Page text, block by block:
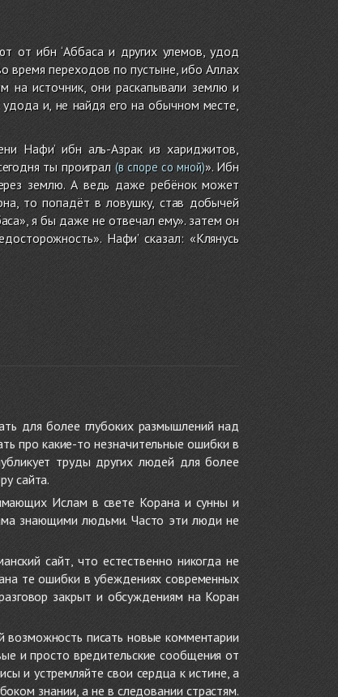
от ибн ‘Аббаса и других улемов, удод
время переходов по пустыне, ибо Аллах
на источник, они раскапывали землю и
и, не найдя его на обычном месте,
Нафи’ ибн аль-Азрак из хариджитов,
ты проиграл (в споре со мной)». Ибн
землю. А ведь даже ребёнок может
то попадёт в ловушку, став добычей
я бы даже не отвечал ему». затем он
Нафи’ сказал: «Клянусь
для более глубоких размышлений над
про какие-то незначительные ошибки в
труды других людей для более
сайта.
Ислам в свете Корана и сунны и
знающими людьми. Часто эти люди не
сайт, что естественно никогда не
те ошибки в убеждениях современных
закрыт и обсуждениям на Коран
возможность писать новые комментарии
и просто вредительские сообщения от
и устремляйте свои сердца к истине, а
знании, а не в следовании страстям.